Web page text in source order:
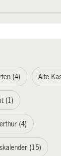
(4) Alte
(1)
(4)
(15)